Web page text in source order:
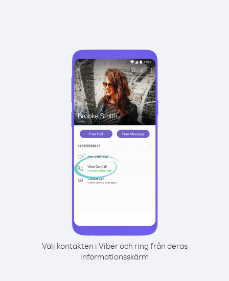
Välj kontakten i Viber och ring från deras
informationsskärm